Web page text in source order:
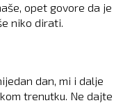
opet govore da je
niko dirati.
dan, mi i dalje
trenutku. Ne dajte